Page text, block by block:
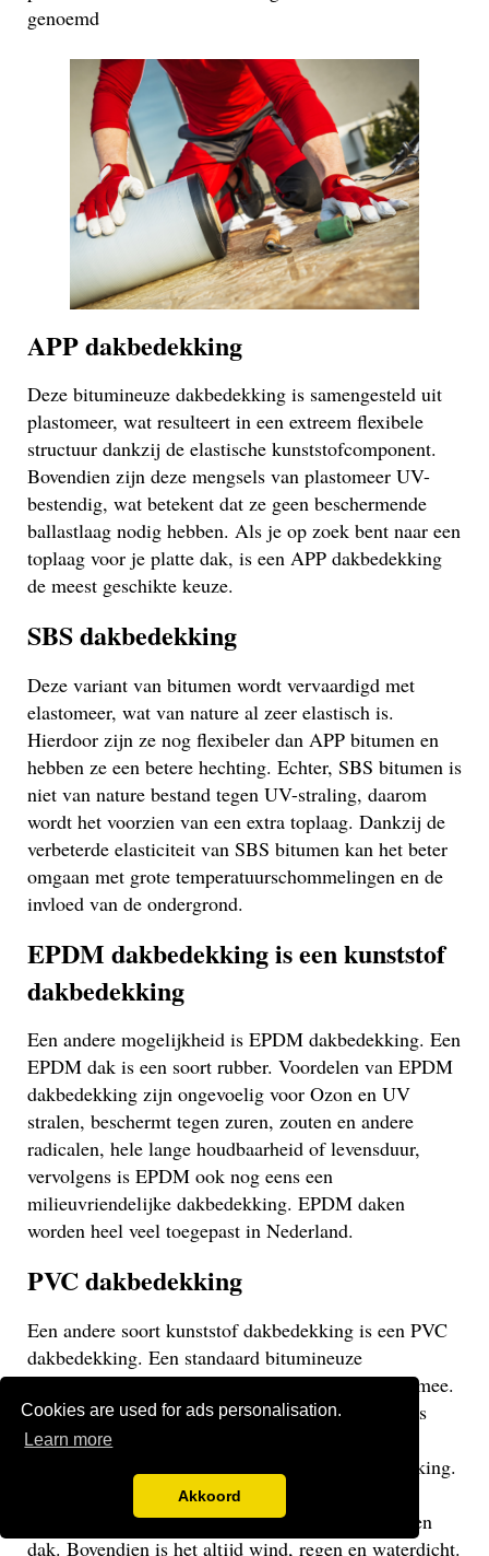
Cookies are used for ads personalisation.
Learn more
Akkoord
genoemd
APP dakbedekking
Deze bitumineuze dakbedekking is samengesteld uit
plastomeer, wat resulteert in een extreem flexibele
structuur dankzij de elastische kunststofcomponent.
Bovendien zijn deze mengsels van plastomeer UV-
bestendig, wat betekent dat ze geen beschermende
ballastlaag nodig hebben. Als je op zoek bent naar een
toplaag voor je platte dak, is een APP dakbedekking
de meest geschikte keuze.
SBS dakbedekking
Deze variant van bitumen wordt vervaardigd met
elastomeer, wat van nature al zeer elastisch is.
Hierdoor zijn ze nog flexibeler dan APP bitumen en
hebben ze een betere hechting. Echter, SBS bitumen is
niet van nature bestand tegen UV-straling, daarom
wordt het voorzien van een extra toplaag. Dankzij de
verbeterde elasticiteit van SBS bitumen kan het beter
omgaan met grote temperatuurschommelingen en de
invloed van de ondergrond.
EPDM dakbedekking is een kunststof
dakbedekking
Een andere mogelijkheid is EPDM dakbedekking. Een
EPDM dak is een soort rubber. Voordelen van EPDM
dakbedekking zijn ongevoelig voor Ozon en UV
stralen, beschermt tegen zuren, zouten en andere
radicalen, hele lange houdbaarheid of levensduur,
vervolgens is EPDM ook nog eens een
milieuvriendelijke dakbedekking. EPDM daken
worden heel veel toegepast in Nederland.
PVC dakbedekking
Een andere soort kunststof dakbedekking is een PVC
dakbedekking. Een standaard bitumineuze
dakbedekking gaat veelal niet langer dan 15 jaar mee.
Een EPDM of PVC dak gaat veel langer mee en is
daarom een stuk duurzamer. Een PVC dak heeft
dezelfde eigenschappen als een EPDM dakbedekking.
Het gaat weliswaar iets minder lang mee dan een
EPDM dak, maar uiteraard langer dan een bitumen
dak. Bovendien is het altijd wind, regen en waterdicht.